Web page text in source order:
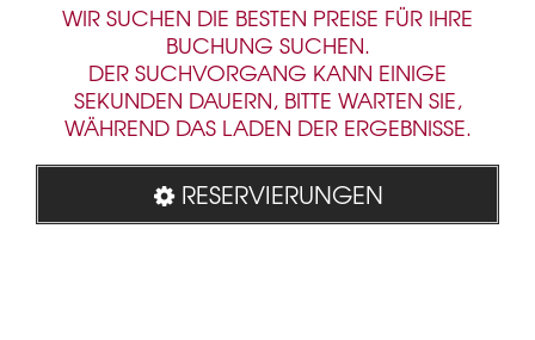
WIR SUCHEN DIE BESTEN PREISE FÜR IHRE
BUCHUNG SUCHEN.
DER SUCHVORGANG KANN EINIGE
SEKUNDEN DAUERN, BITTE WARTEN SIE,
WÄHREND DAS LADEN DER ERGEBNISSE.
RESERVIERUNGEN